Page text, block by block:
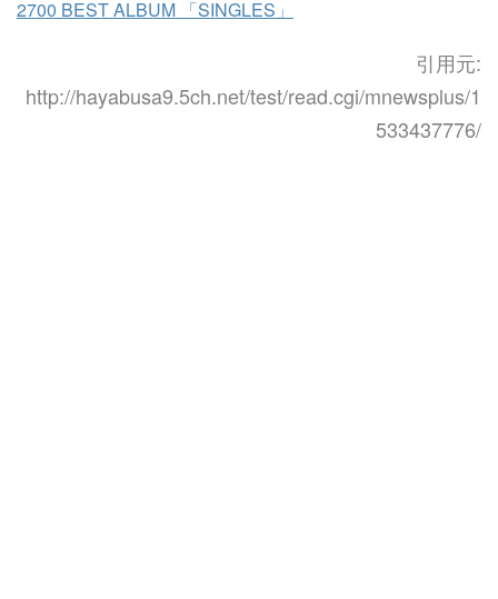
2700 BEST ALBUM 「SINGLES」
引用元:
http://hayabusa9.5ch.net/test/read.cgi/mnewsplus/1
533437776/